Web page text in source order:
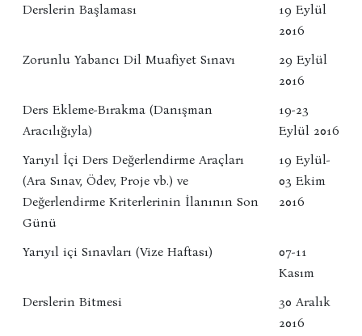
Derslerin Başlaması
19 Eylül
2016
Zorunlu Yabancı Dil Muafiyet Sınavı
29 Eylül
2016
Ders Ekleme-Bırakma (Danışman
Aracılığıyla)
19-23
Eylül 2016
Yarıyıl İçi Ders Değerlendirme Araçları
(Ara Sınav, Ödev, Proje vb.) ve
Değerlendirme Kriterlerinin İlanının Son
Günü
19 Eylül-
03 Ekim
2016
Yarıyıl içi Sınavları (Vize Haftası)
07-11
Kasım
Derslerin Bitmesi
30 Aralık
2016